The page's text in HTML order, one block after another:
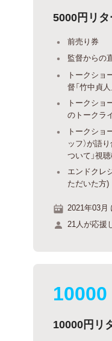
5000円リ
前売り券
監督からの
トークショ
督「竹中貞
トークショ
のトークラ
トークショ
ッフ）が語
ついて」視
エンドクレ
ただいた方)
2021年03月
21人が応援
10000
10000円リ